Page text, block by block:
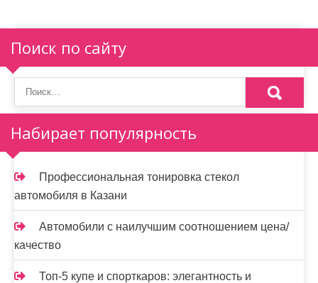
Поиск по сайту
Набирает популярность
Профессиональная тонировка стекол
автомобиля в Казани
Автомобили с наилучшим соотношением цена/
качество
Топ-5 купе и спорткаров: элегантность и